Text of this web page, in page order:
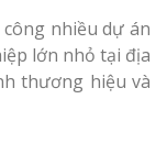
nhiều dự án
lớn nhỏ tại địa
thương hiệu và